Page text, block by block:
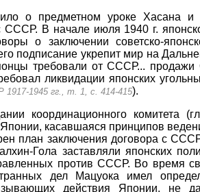
о предметном уроке Хасана
В начале июля 1940 г.
о заключении советско-
подписание укрепит мир на
требовали от СССР...
ликвидации японских
1945 гг., т. 1, с. 414-415).
координационного комитета
касавшаяся принципов
план заключения договора с
Гола заставляли японских
против СССР. Во время
дел Мацуока имел
действия Японии, не